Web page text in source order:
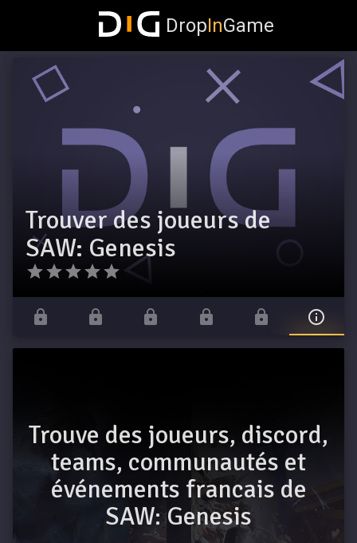
DropInGame
Trouver des joueurs de
SAW: Genesis
Trouve des joueurs, discord,
teams, communautés et
événements francais de
SAW: Genesis